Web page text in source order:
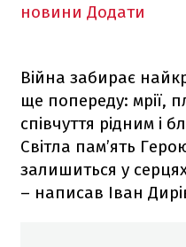
новини Додати
Війна забирає
ще попереду: мрії,
співчуття рідним і
Світла пам’ять
залишиться у
– написав Іван